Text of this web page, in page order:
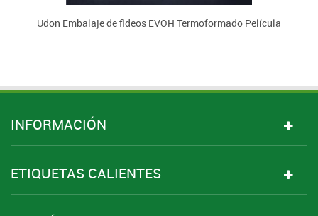
Udon Embalaje de fideos EVOH Termoformado Película
INFORMACIÓN
ETIQUETAS CALIENTES